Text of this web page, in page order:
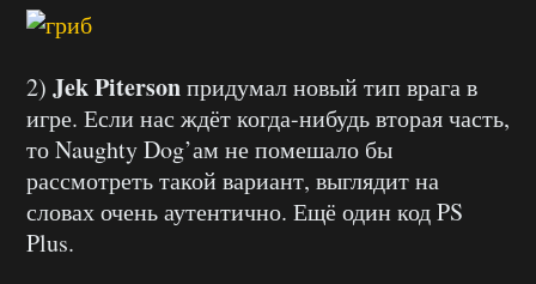
2) Jek Pitersonпридумал новый тип врага в
игре. Если нас ждёт когда-нибудь вторая часть,
то Naughty Dog’ам не помешало бы
рассмотреть такой вариант, выглядит на
словах очень аутентично. Ещё один код PS
Plus.